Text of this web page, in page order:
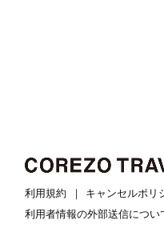
利用規約 キャンセルポリ
利用者情報の外部送信につい